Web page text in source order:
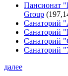
Пансионат
Group
Санаторий
Санаторий
Санаторий
Санаторий
далее